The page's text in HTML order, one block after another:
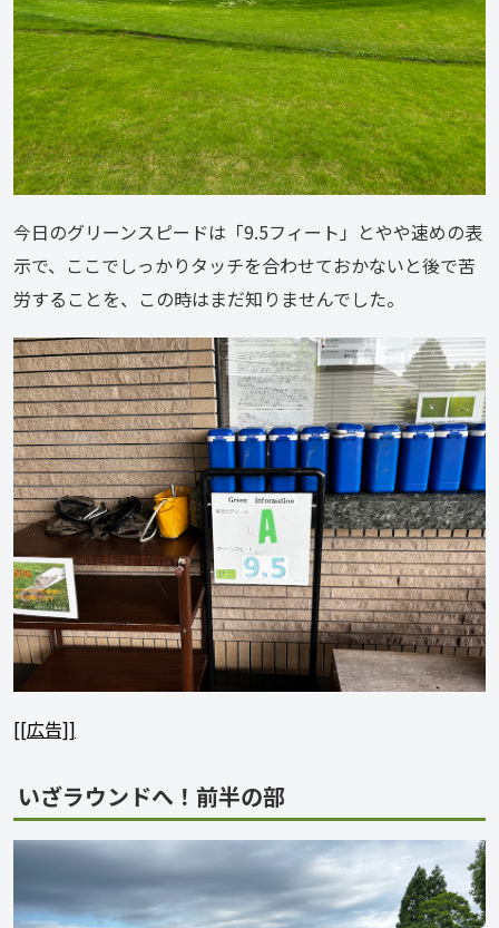
今日のグリーンスピードは「9.5フィート」とやや速めの表
示で、ここでしっかりタッチを合わせておかないと後で苦
労することを、この時はまだ知りませんでした。
[[広告]]
いざラウンドへ！前半の部